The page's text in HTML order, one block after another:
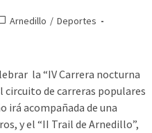
Arnedillo / Deportes
la “IV Carrera nocturna
circuito de carreras populares
irá acompañada de una
y el “II Trail de Arnedillo”,